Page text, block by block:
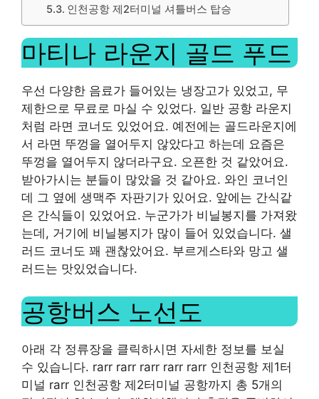
인천공항 제2터미널 셔틀버스 탑승
마티나 라운지 골드 푸드
우선 다양한 음료가 들어있는 냉장고가 있었고, 무
제한으로 무료로 마실 수 있었다. 일반 공항 라운지
처럼 라면 코너도 있었어요. 예전에는 골드라운지에
서 라면 뚜껑을 열어두지 않았다고 하는데 요즘은
뚜껑을 열어두지 않더라구요. 오픈한 것 같았어요.
받아가시는 분들이 많았을 것 같아요. 와인 코너인
데 그 옆에 생맥주 자판기가 있어요. 앞에는 간식같
은 간식들이 있었어요. 누군가가 비닐봉지를 가져왔
는데, 거기에 비닐봉지가 많이 들어 있었습니다. 샐
러드 코너도 꽤 괜찮았어요. 부르게스타와 망고 샐
러드는 맛있었습니다.
공항버스 노선도
아래 각 정류장을 클릭하시면 자세한 정보를 보실
수 있습니다. rarr rarr rarr rarr rarr 인천공항 제1터
미널 rarr 인천공항 제2터미널 공항까지 총 5개의